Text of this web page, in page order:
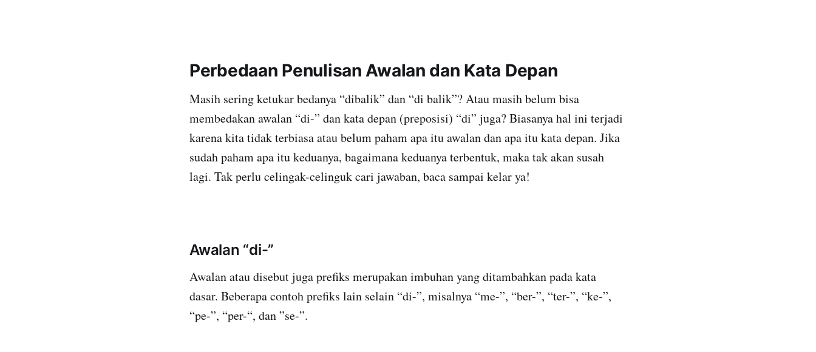
Perbedaan Penulisan Awalan dan Kata Depan
Masih sering ketukar bedanya “dibalik” dan “di balik”? Atau masih belum bisa
membedakan awalan “di-” dan kata depan (preposisi) “di” juga? Biasanya hal ini terjadi
karena kita tidak terbiasa atau belum paham apa itu awalan dan apa itu kata depan. Jika
sudah paham apa itu keduanya, bagaimana keduanya terbentuk, maka tak akan susah
lagi. Tak perlu celingak-celinguk cari jawaban, baca sampai kelar ya!
Awalan “di-”
Awalan atau disebut juga prefiks merupakan imbuhan yang ditambahkan pada kata
dasar. Beberapa contoh prefiks lain selain “di-”, misalnya “me-”, “ber-”, “ter-”, “ke-”,
“pe-”, “per-“, dan ”se-”.